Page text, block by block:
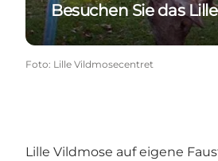
Besuchen Sie das
Foto: Lille Vildmosecentret
Lille Vildmose auf eigene